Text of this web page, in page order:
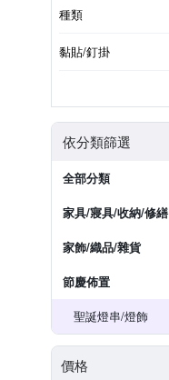
種類
黏貼/釘掛
依分類篩選
全部分類
家具/寢具/收納/修繕
家飾/織品/雜貨
節慶佈置
聖誕燈串/燈飾
價格